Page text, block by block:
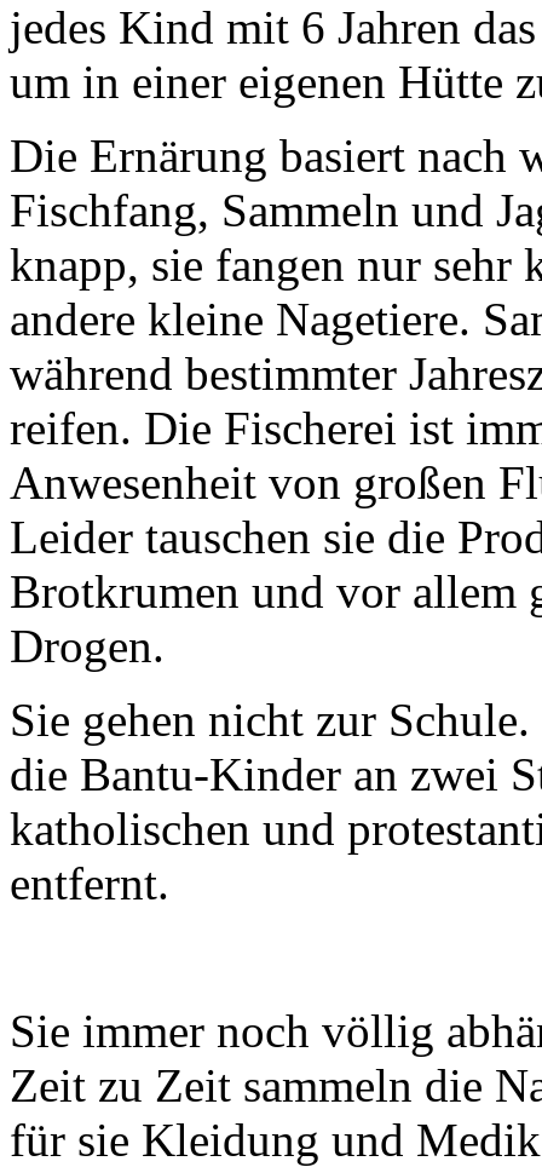
jedes Kind mit 6 Jahren
um in einer eigenen Hütte
Die Ernärung basiert nach
Fischfang, Sammeln und
knapp, sie fangen nur sehr
andere kleine Nagetiere.
während bestimmter
reifen. Die Fischerei ist
Anwesenheit von großen
Leider tauschen sie die
Brotkrumen und vor allem
Drogen.
Sie gehen nicht zur
die Bantu-Kinder an zwei
katholischen und
entfernt.
Sie immer noch völlig
Zeit zu Zeit sammeln die
für sie Kleidung und